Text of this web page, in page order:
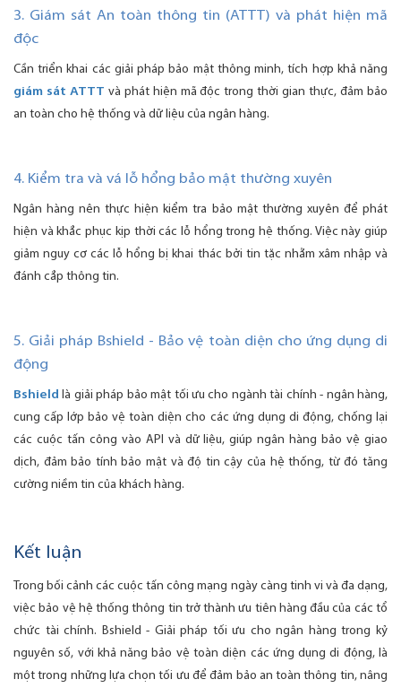
3. Giám sát An toàn thông tin (ATTT) và phát hiện mã
độc
Cần triển khai các giải pháp bảo mật thông minh, tích hợp khả năng
giám sát ATTT và phát hiện mã độc trong thời gian thực, đảm bảo
an toàn cho hệ thống và dữ liệu của ngân hàng.
4. Kiểm tra và vá lỗ hổng bảo mật thường xuyên
Ngân hàng nên thực hiện kiểm tra bảo mật thường xuyên để phát
hiện và khắc phục kịp thời các lỗ hổng trong hệ thống. Việc này giúp
giảm nguy cơ các lỗ hổng bị khai thác bởi tin tặc nhằm xâm nhập và
đánh cắp thông tin.
5. Giải pháp Bshield - Bảo vệ toàn diện cho ứng dụng di
động
Bshield là giải pháp bảo mật tối ưu cho ngành tài chính - ngân hàng,
cung cấp lớp bảo vệ toàn diện cho các ứng dụng di động, chống lại
các cuộc tấn công vào API và dữ liệu, giúp ngân hàng bảo vệ giao
dịch, đảm bảo tính bảo mật và độ tin cậy của hệ thống, từ đó tăng
cường niềm tin của khách hàng.
Kết luận
Trong bối cảnh các cuộc tấn công mạng ngày càng tinh vi và đa dạng,
việc bảo vệ hệ thống thông tin trở thành ưu tiên hàng đầu của các tổ
chức tài chính. Bshield - Giải pháp tối ưu cho ngân hàng trong kỷ
nguyên số, với khả năng bảo vệ toàn diện các ứng dụng di động, là
một trong những lựa chọn tối ưu để đảm bảo an toàn thông tin, nâng